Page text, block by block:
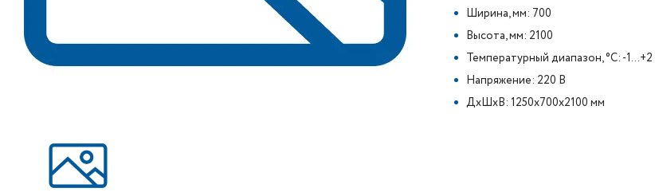
Ширина, мм: 700
Высота, мм: 2100
Температурный диапазон, °C: -1...+2
Напряжение: 220 В
ДxШxВ: 1250x700x2100 мм